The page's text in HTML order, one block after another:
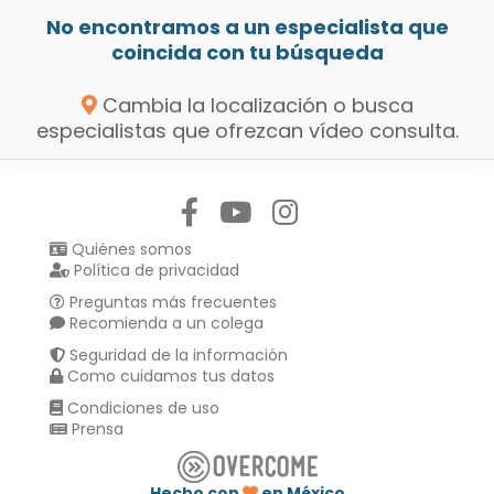
No encontramos a un especialista que
coincida con tu búsqueda
Cambia la localización o busca
especialistas que ofrezcan vídeo consulta.
Quiénes somos
Política de privacidad
Preguntas más frecuentes
Recomienda a un colega
Seguridad de la información
Como cuidamos tus datos
Condiciones de uso
Prensa